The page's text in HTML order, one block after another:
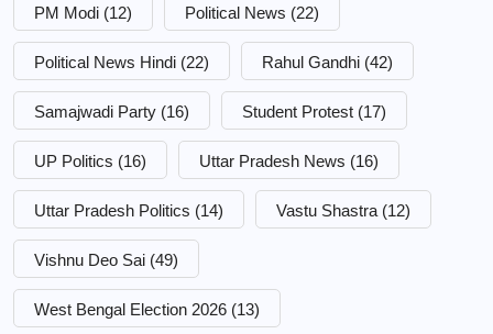
PM Modi (12) Political News (22)
Political News Hindi (22) Rahul Gandhi (42)
Samajwadi Party (16) Student Protest (17)
UP Politics (16) Uttar Pradesh News (16)
Uttar Pradesh Politics (14) Vastu Shastra (12)
Vishnu Deo Sai (49)
West Bengal Election 2026 (13)